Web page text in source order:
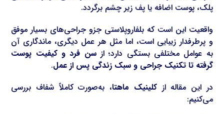
پلک، پوست اضافه یا پف زیر چشم برگردد.
واقعیت این است که بلفاروپلاستی جزو جراحی‌های بسیار موفق
و پرطرفدار زیبایی است، اما مثل هر عمل دیگری، ماندگاری آن
به عوامل مختلفی بستگی دارد؛ ازسن فرد و کیفیت پوست
گرفته تا تکنیک جراحی و سبک زندگی پس از عمل.
در این مقاله ازکلینیک ماهتا، به‌صورت کاملاً شفاف بررسی
می‌کنیم: